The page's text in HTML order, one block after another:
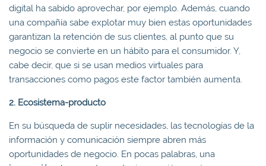
digital ha sabido aprovechar, por ejemplo. Además, cuando
una compañía sabe explotar muy bien estas oportunidades
garantizan la retención de sus clientes, al punto que su
negocio se convierte en un hábito para el consumidor. Y,
cabe decir, que si se usan medios virtuales para
transacciones como pagos este factor también aumenta.
2. Ecosistema-producto
En su búsqueda de suplir necesidades, las tecnologías de la
información y comunicación siempre abren más
oportunidades de negocio. En pocas palabras, una